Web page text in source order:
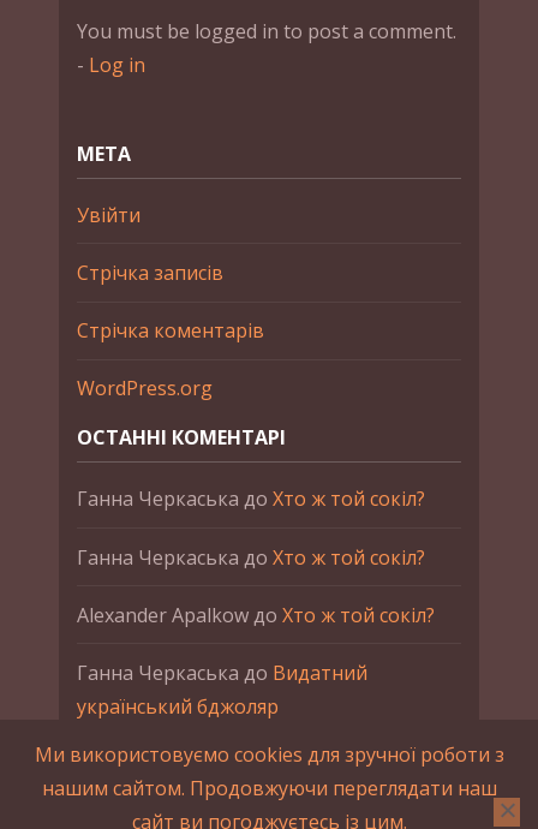
You must be logged in to post a comment.
- Log in
МЕТА
Увійти
Стрічка записів
Стрічка коментарів
WordPress.org
ОСТАННІ КОМЕНТАРІ
Ганна Черкаська до Хто ж той сокіл?
Ганна Черкаська до Хто ж той сокіл?
Alexander Apalkowдо Хто ж той сокіл?
Ганна Черкаська до Видатний
український бджоляр
Ганна ЧеркаськадоПетро Франко
Ми використовуємо cookies для зручної роботи з
нашим сайтом. Продовжуючи переглядати наш
сайт ви погоджуєтесь із цим.